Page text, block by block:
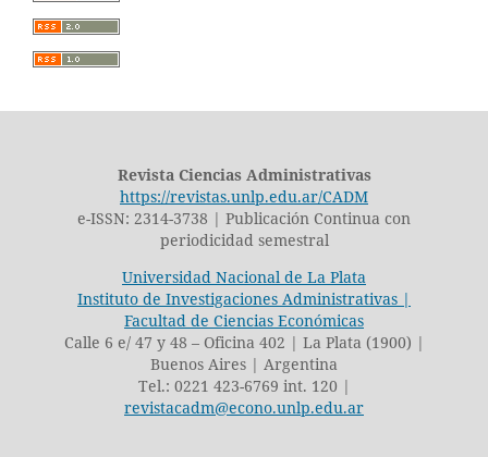
Revista Ciencias Administrativas
https://revistas.unlp.edu.ar/CADM
e-ISSN: 2314-3738 | Publicación Continua con
periodicidad semestral
Universidad Nacional de La Plata
Instituto de Investigaciones Administrativas |
Facultad de Ciencias Económicas
Calle 6 e/ 47 y 48 – Oficina 402 | La Plata (1900) |
Buenos Aires | Argentina
Tel.: 0221 423-6769 int. 120 |
revistacadm@econo.unlp.edu.ar